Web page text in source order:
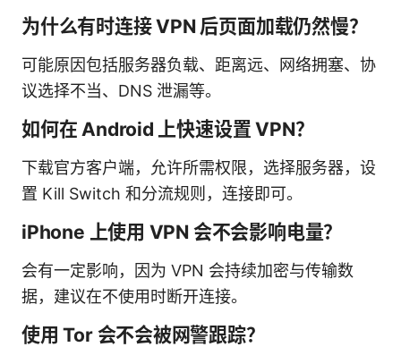
为什么有时连接 VPN 后页面加载仍然慢？
可能原因包括服务器负载、距离远、网络拥塞、协
议选择不当、DNS 泄漏等。
如何在 Android 上快速设置 VPN？
下载官方客户端，允许所需权限，选择服务器，设
置 Kill Switch 和分流规则，连接即可。
iPhone 上使用 VPN 会不会影响电量？
会有一定影响，因为 VPN 会持续加密与传输数
据，建议在不使用时断开连接。
使用 Tor 会不会被网警跟踪？